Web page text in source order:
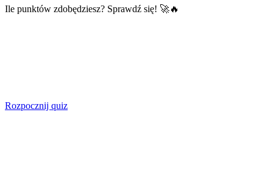
Ile punktów zdobędziesz? Sprawdź się! 🚀🔥
Rozpocznij quiz